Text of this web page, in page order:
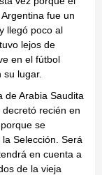
fue un
llegó poco al
lejos de
en el fútbol
lugar.
de Arabia Saudita
recién en
se
Selección. Será
en cuenta a
de la vieja